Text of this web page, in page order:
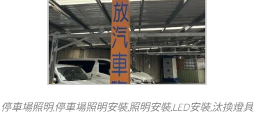
停車場照明,停車場照明安裝,照明安裝,LED安裝,汰換燈具